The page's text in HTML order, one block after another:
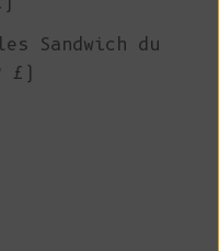
Sandwich du
£)